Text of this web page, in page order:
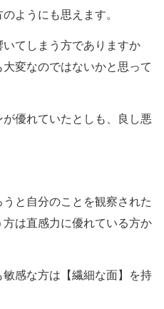
ようにも思えます。
てしまう方でありますか
変なのではないかと思って
優れていたとしも、良し悪
と自分のことを観察された
は直感力に優れている方か
感な方は【繊細な面】を持